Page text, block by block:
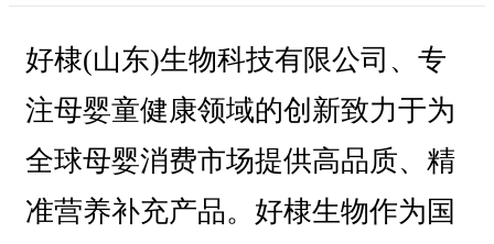
好棣(山东)生物科技有限公司、专
注母婴童健康领域的创新致力于为
全球母婴消费市场提供高品质、精
准营养补充产品。好棣生物作为国